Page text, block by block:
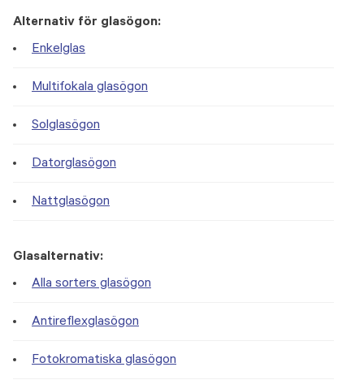
Alternativ för glasögon:
Enkelglas
Multifokala glasögon
Solglasögon
Datorglasögon
Nattglasögon
Glasalternativ:
Alla sorters glasögon
Antireflexglasögon
Fotokromatiska glasögon